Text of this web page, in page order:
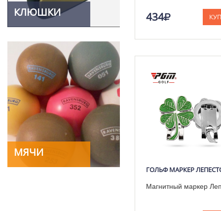
КЛЮШКИ
МЯЧИ
434
ГОЛЬФ МАРКЕР
Магнитный маркер